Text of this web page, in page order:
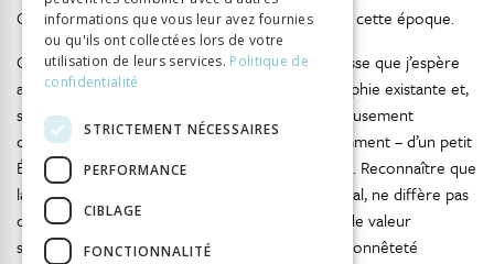
Géographie et impérialisme se lient facilement à cette époque.
C’est à travers l’analyse d’une telle liaison en Suisse que j’espère
apporter ma part de contribution à l’historiographie existante et,
surtout, démythifier quelque peu l’image astucieusement
construite – dans le second après-guerre notamment – d’un petit
État neutre et pacifique sans visées impérialistes. Reconnaître que
la Confédération, au cœur du capitalisme mondial, ne diffère pas
des États qui l’entourent n’est pas un jugement de valeur
subversif, mais, tout simplement, une preuve d’honnêteté
informations que vous leur avez fournies
ou qu'ils ont collectées lors de votre
utilisation de leurs services. Politique de
confidentialité
STRICTEMENT NÉCESSAIRES
PERFORMANCE
CIBLAGE
FONCTIONNALITÉ